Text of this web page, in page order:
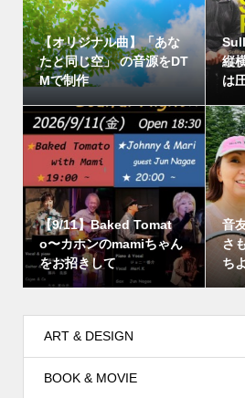
【オリジナル曲】「あな
たと同じ空」 の音源をDT
Mで制作
縦
は
【9/11】Baked Tomat
o〜カホンのmamiちゃん
をお招きして
音
さ
ち
ART & DESIGN
BOOK & MOVIE